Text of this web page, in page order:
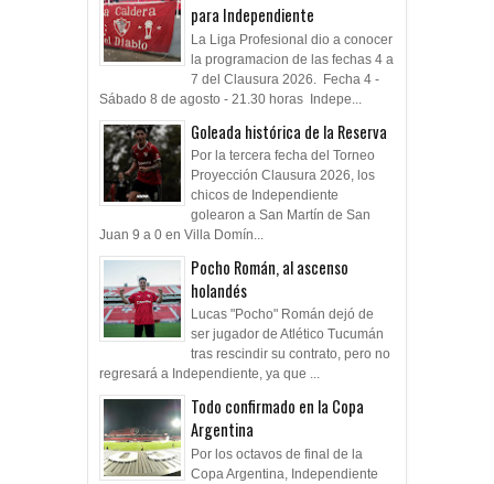
para Independiente
La Liga Profesional dio a conocer
la programacion de las fechas 4 a
7 del Clausura 2026. Fecha 4 -
Sábado 8 de agosto - 21.30 horas Indepe...
Goleada histórica de la Reserva
Por la tercera fecha del Torneo
Proyección Clausura 2026, los
chicos de Independiente
golearon a San Martín de San
Juan 9 a 0 en Villa Domín...
Pocho Román, al ascenso
holandés
Lucas "Pocho" Román dejó de
ser jugador de Atlético Tucumán
tras rescindir su contrato, pero no
regresará a Independiente, ya que ...
Todo confirmado en la Copa
Argentina
Por los octavos de final de la
Copa Argentina, Independiente